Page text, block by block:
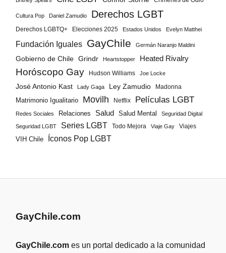
Cultura Pop Daniel Zamudio Derechos LGBT
Derechos LGBTQ+ Elecciones 2025 Estados Unidos Evelyn Matthei
Fundación Iguales GayChile Germán Naranjo Maldini
Gobierno de Chile Grindr Heartstopper Heated Rivalry
Horóscopo Gay Hudson Williams Joe Locke
José Antonio Kast Lady Gaga Ley Zamudio Madonna
Matrimonio Igualitario Movilh Netflix Películas LGBT
Redes Sociales Relaciones Salud Salud Mental Seguridad Digital
Seguridad LGBT Series LGBT Todo Mejora Viaje Gay
Viajes
VIH Chile
Íconos Pop LGBT
GayChile.com
GayChile.com es un portal dedicado a la comunidad